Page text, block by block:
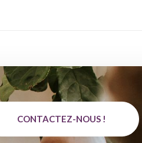
CONTACTEZ-NOUS !